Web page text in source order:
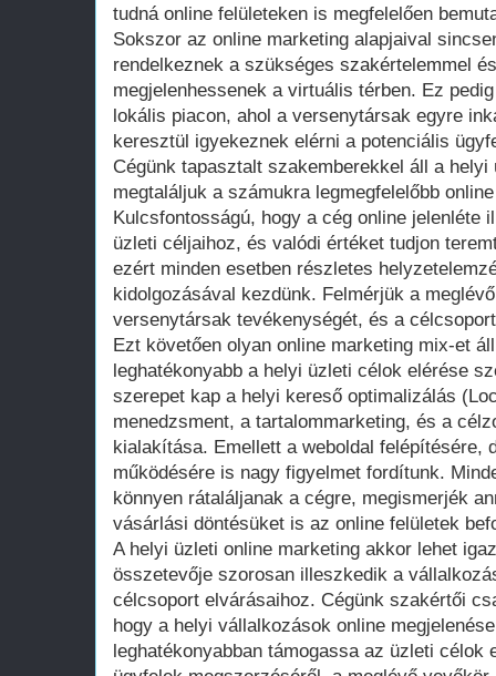
tudná online felületeken is megfelelően
Sokszor az online marketing alapjaival
rendelkeznek a szükséges szakértelemmel
megjelenhessenek a virtuális térben. Ez
lokális piacon, ahol a versenytársak egyre
keresztül igyekeznek elérni a potenciális
Cégünk tapasztalt szakemberekkel áll a
megtaláljuk a számukra legmegfelelőbb
Kulcsfontosságú, hogy a cég online jelenléte
üzleti céljaihoz, és valódi értéket tudjon
ezért minden esetben részletes
kidolgozásával kezdünk. Felmérjük a
versenytársak tevékenységét, és a
Ezt követően olyan online marketing mix-et
leghatékonyabb a helyi üzleti célok elérése
szerepet kap a helyi kereső optimalizálás
menedzsment, a tartalommarketing, és a
kialakítása. Emellett a weboldal felépítésére,
működésére is nagy figyelmet fordítunk.
könnyen rátaláljanak a cégre, megismerjék
vásárlási döntésüket is az online felületek
A helyi üzleti online marketing akkor lehet
összetevője szorosan illeszkedik a
célcsoport elvárásaihoz. Cégünk szakértői
hogy a helyi vállalkozások online
leghatékonyabban támogassa az üzleti célok